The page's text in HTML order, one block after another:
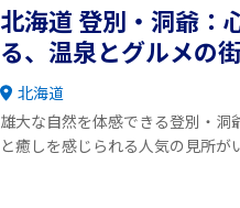
北海道 登別・洞爺：
る、温泉とグルメの
北海道
雄大な自然を体感できる登別・洞
と癒しを感じられる人気の見所が